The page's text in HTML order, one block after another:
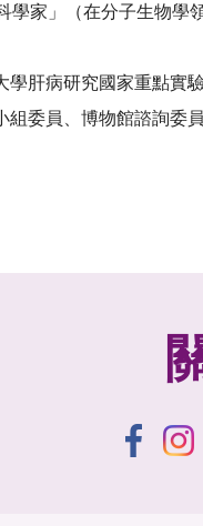
家」（在分子生物學
肝病研究國家重點實
委員、博物館諮詢委